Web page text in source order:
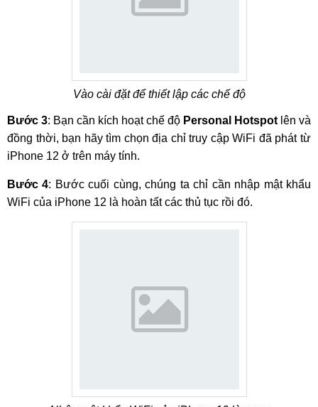
Vào cài đặt để thiết lập các chế độ
Bước 3: Bạn cần kích hoạt chế độ Personal Hotspot lên và
đồng thời, bạn hãy tìm chọn địa chỉ truy cập WiFi đã phát từ
iPhone 12 ở trên máy tính.
Bước 4: Bước cuối cùng, chúng ta chỉ cần nhập mật khẩu
WiFi của iPhone 12 là hoàn tất các thủ tục rồi đó.